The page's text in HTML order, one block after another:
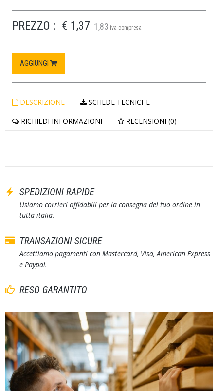
PREZZO : € 1,37 1,83 iva compresa
AGGIUNGI
DESCRIZIONE SCHEDE TECNICHE
RICHIEDI INFORMAZIONI RECENSIONI (0)
SPEDIZIONI RAPIDE
Usiamo corrieri affidabili per la consegna del tuo ordine in
tutta italia.
TRANSAZIONI SICURE
Accettiamo pagamenti con Mastercard, Visa, American Express
e Paypal.
RESO GARANTITO